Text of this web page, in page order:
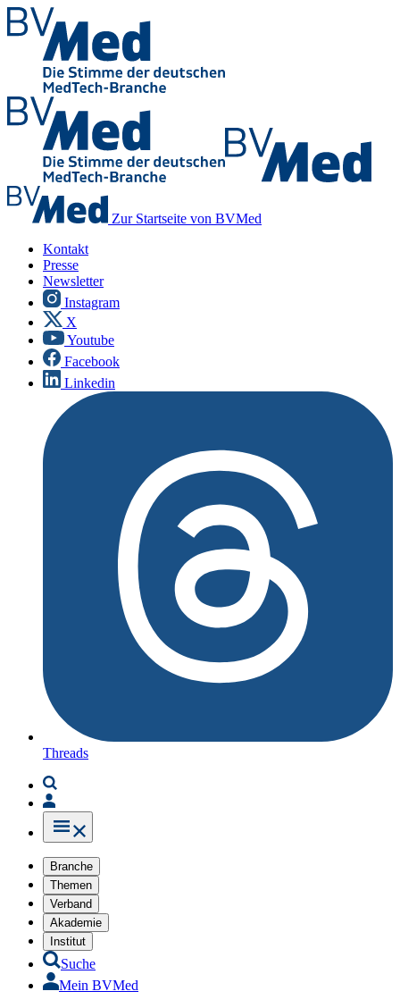
Zur Startseite von BVMed
Kontakt
Presse
Newsletter
Instagram
X
Youtube
Facebook
Linkedin
Threads
Branche
Themen
Verband
Akademie
Institut
Suche
Mein BVMed